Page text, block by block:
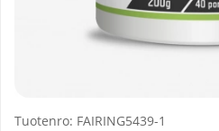
Tuotenro: FAIRING5439-1